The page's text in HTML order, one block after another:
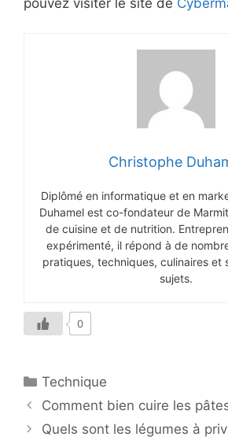
Christophe
Diplômé en informatique et en
Duhamel est co-fondateur de
de cuisine et de nutrition.
expérimenté, il répond à de
pratiques, techniques, culinaires et
sujets.
0
Catégories
Technique
Comment bien cuire les
Quels sont les légumes à